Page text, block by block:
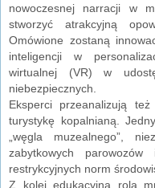
nowoczesnej narracji w
stworzyć atrakcyjną
Omówione zostaną
inteligencji w
wirtualnej (VR) w
niebezpiecznych.
Eksperci przeanalizują też
turystykę kopalnianą.
„węgla muzealnego”,
zabytkowych
restrykcyjnych norm
Z kolei edukacyjna rola